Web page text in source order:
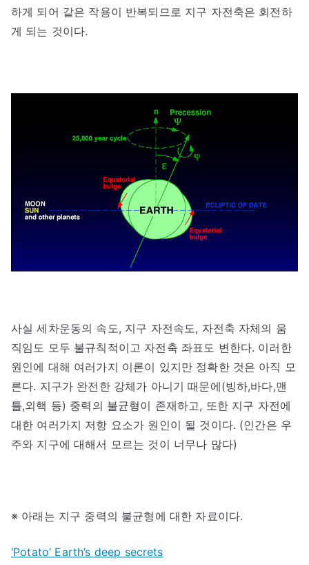
하게 되어 같은 작용이 반복되므로 지구 자전축은 회전하
게 되는 것이다.
사실 세차운동의 속도, 지구 자전속도, 자전축 자체의 움
직임도 모두 불규칙적이고 자전축 좌표도 변한다. 이러한
원인에 대해 여러가지 이론이 있지만 정확한 것은 아직 모
른다. 지구가 완전한 강체가 아니기 때문에(빙하,바다,맨
틀,외핵 등) 중력의 불균형이 존재하고, 또한 지구 자전에
대한 여러가지 저항 요소가 원인이 될 것이다. (인간은 우
주와 지구에 대해서 모르는 것이 너무나 많다)
※ 아래는 지구 중력의 불균형에 대한 자료이다.
‘Potato’ Earth’s deep secrets